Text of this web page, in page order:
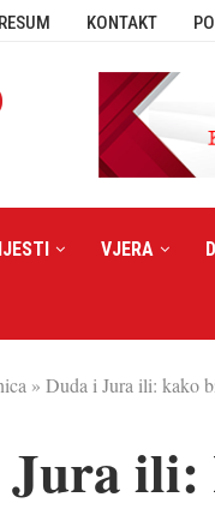
KONTAKT
VJERA
» Duda i Jura ili: kako